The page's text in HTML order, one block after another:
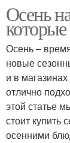
Осень
Осень –
новые
и в
отлично
этой статье
стоит купить
осенними